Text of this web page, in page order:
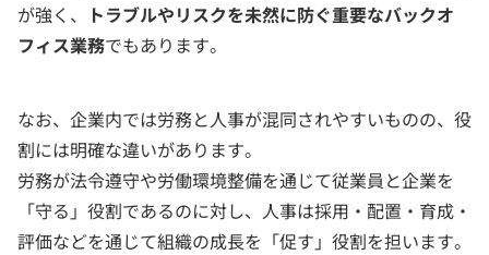
が強く、
トラブルやリスクを未然に防ぐ重要なバックオ
フィス業務でもあります。
なお、企業内では労務と人事が混同されやすいものの、役
割には明確な違いがあります。
労務が法令遵守や労働環境整備を通じて従業員と企業を
「守る」役割であるのに対し、人事は採用・配置・育成・
評価などを通じて組織の成長を「促す」役割を担います。